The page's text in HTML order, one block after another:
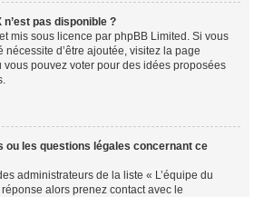
pas disponible ?
mis sous licence par phpBB Limited. Si vous
nécessite d’être ajoutée, visitez la page
vous pouvez voter pour des idées proposées
ou les questions légales concernant ce
administrateurs de la liste « L’équipe du
alors prenez contact avec le